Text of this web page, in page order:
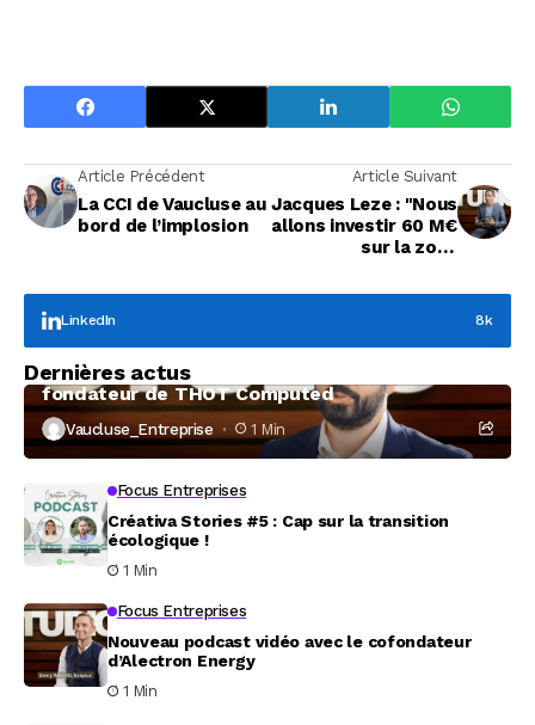
Article Précédent
La CCI de Vaucluse au
bord de l’implosion
Article Suivant
Jacques Leze : "Nous
allons investir 60 M€
sur la zone
LinkedIn 8k
Dernières actus
À la rencontre de Christophe Coeffier, dirigeant
fondateur de THOT Computed
Vaucluse_Entreprise 1 Min
Focus Entreprises
Créativa Stories #5 : Cap sur la transition
écologique !
1 Min
Focus Entreprises
Nouveau podcast vidéo avec le cofondateur
d’Alectron Energy
1 Min